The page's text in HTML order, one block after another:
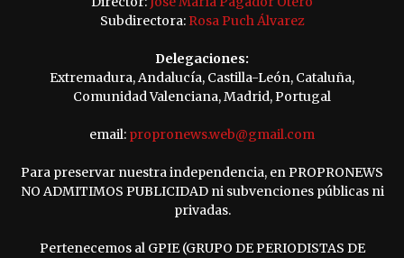
Subdirectora: Rosa Puch Álvarez
Delegaciones:
Extremadura, Andalucía, Castilla-León, Cataluña,
Comunidad Valenciana, Madrid, Portugal
email: propronews.web@gmail.com
Para preservar nuestra independencia, en PROPRONEWS
NO ADMITIMOS PUBLICIDAD ni subvenciones públicas ni
privadas.
Pertenecemos al GPIE (GRUPO DE PERIODISTAS DE